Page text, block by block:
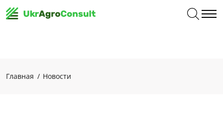
Главная Новости